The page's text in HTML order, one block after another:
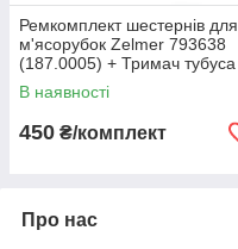
Ремкомплект шестернів для
м'ясорубок Zelmer 793638
(187.0005) + Тримач тубуса
В наявності
450 ₴/комплект
Про нас